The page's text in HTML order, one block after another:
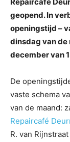
geopend. In
openingstijd –
dinsdag van de
december van
De
vaste schema
van de maand:
Repaircafé
R. van